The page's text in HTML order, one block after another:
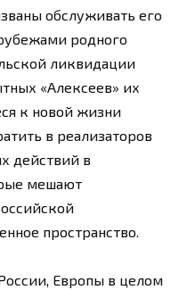
обслуживать его
родного
ликвидации
«Алексеев» их
к новой жизни
в реализаторов
действий в
мешают
пространство.
Европы в целом